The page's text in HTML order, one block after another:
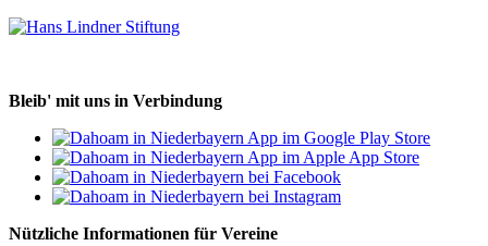
Bleib' mit uns in Verbindung
Nützliche Informationen für Vereine